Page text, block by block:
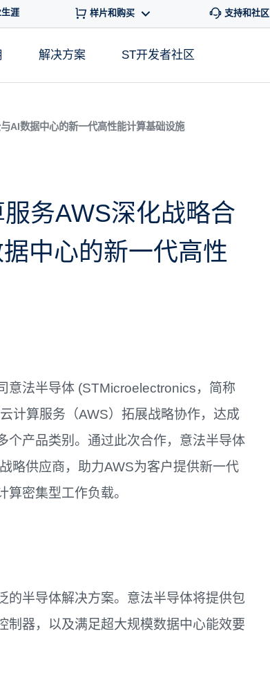
涯 样片和购买 支持和社区
解决方案 ST开发者社区
AI数据中心的新一代高性能计算基础设施
务AWS深化战略合
中心的新一代高性
意法半导体 (STMicroelectronics，简称
计算服务（AWS）拓展战略协作，达成
个产品类别。通过此次合作，意法半导体
略供应商，助力AWS为客户提供新一代
密集型工作负载。
的半导体解决方案。意法半导体将提供包
制器，以及满足超大规模数据中心能效要